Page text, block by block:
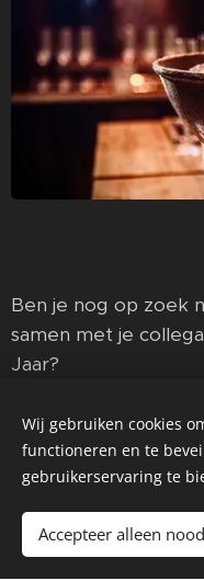
Ben je nog op zoek
samen met je
Jaar?
Contacteer ons
Joachim Verbrugghe
Wij gebruiken cookies
functioneren en te
gebruikerservaring te
Accepteer alleen